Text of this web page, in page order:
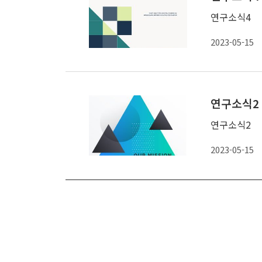
연구소식4
2023-05-15
연구소식2
연구소식2
2023-05-15